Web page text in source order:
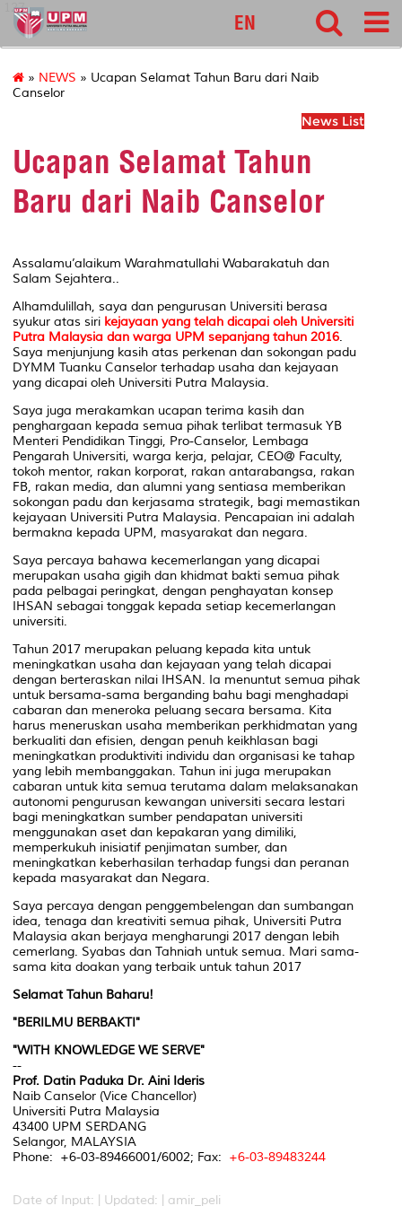
127
EN
» NEWS » Ucapan Selamat Tahun Baru dari Naib
Canselor
News List
Ucapan Selamat Tahun
Baru dari Naib Canselor
Assalamu’alaikum Warahmatullahi Wabarakatuh dan
Salam Sejahtera..
Alhamdulillah, saya dan pengurusan Universiti berasa
syukur atas siri kejayaan yang telah dicapai oleh Universiti
Putra Malaysia dan warga UPM sepanjang tahun 2016.
Saya menjunjung kasih atas perkenan dan sokongan padu
DYMM Tuanku Canselor terhadap usaha dan kejayaan
yang dicapai oleh Universiti Putra Malaysia.
Saya juga merakamkan ucapan terima kasih dan
penghargaan kepada semua pihak terlibat termasuk YB
Menteri Pendidikan Tinggi, Pro-Canselor, Lembaga
Pengarah Universiti, warga kerja, pelajar, CEO@ Faculty,
tokoh mentor, rakan korporat, rakan antarabangsa, rakan
FB, rakan media, dan alumni yang sentiasa memberikan
sokongan padu dan kerjasama strategik, bagi memastikan
kejayaan Universiti Putra Malaysia. Pencapaian ini adalah
bermakna kepada UPM, masyarakat dan negara.
Saya percaya bahawa kecemerlangan yang dicapai
merupakan usaha gigih dan khidmat bakti semua pihak
pada pelbagai peringkat, dengan penghayatan konsep
IHSAN sebagai tonggak kepada setiap kecemerlangan
universiti.
Tahun 2017 merupakan peluang kepada kita untuk
meningkatkan usaha dan kejayaan yang telah dicapai
dengan berteraskan nilai IHSAN. Ia menuntut semua pihak
untuk bersama-sama berganding bahu bagi menghadapi
cabaran dan meneroka peluang secara bersama. Kita
harus meneruskan usaha memberikan perkhidmatan yang
berkualiti dan efisien, dengan penuh keikhlasan bagi
meningkatkan produktiviti individu dan organisasi ke tahap
yang lebih membanggakan. Tahun ini juga merupakan
cabaran untuk kita semua terutama dalam melaksanakan
autonomi pengurusan kewangan universiti secara lestari
bagi meningkatkan sumber pendapatan universiti
menggunakan aset dan kepakaran yang dimiliki,
memperkukuh inisiatif penjimatan sumber, dan
meningkatkan keberhasilan terhadap fungsi dan peranan
kepada masyarakat dan Negara.
Saya percaya dengan penggembelengan dan sumbangan
idea, tenaga dan kreativiti semua pihak, Universiti Putra
Malaysia akan berjaya mengharungi 2017 dengan lebih
cemerlang. Syabas dan Tahniah untuk semua. Mari sama-
sama kita doakan yang terbaik untuk tahun 2017
Selamat Tahun Baharu!
"BERILMU BERBAKTI"
"WITH KNOWLEDGE WE SERVE"
--
Prof. Datin Paduka Dr. Aini Ideris
Naib Canselor (Vice Chancellor)
Universiti Putra Malaysia
43400 UPM SERDANG
Selangor, MALAYSIA
Phone: +6-03-89466001/6002; Fax: +6-03-89483244
Date of Input: | Updated: | amir_peli